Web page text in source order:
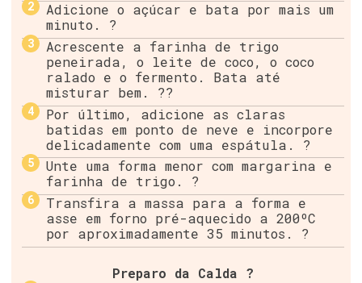
Adicione o açúcar e bata por mais um
minuto. ?
Acrescente a farinha de trigo
peneirada, o leite de coco, o coco
ralado e o fermento. Bata até
misturar bem. ??
Por último, adicione as claras
batidas em ponto de neve e incorpore
delicadamente com uma espátula. ?
Unte uma forma menor com margarina e
farinha de trigo. ?
Transfira a massa para a forma e
asse em forno pré-aquecido a 200ºC
por aproximadamente 35 minutos. ?
Preparo da Calda ?